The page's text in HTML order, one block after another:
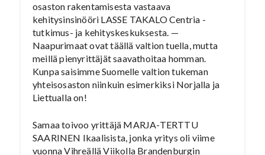
osaston rakentamisesta vastaava
kehitysinsinööri LASSE TAKALO Centria -
tutkimus- ja kehityskeskuksesta. —
Naapurimaat ovat täällä valtion tuella, mutta
meillä pienyrittäjät saavathoitaa homman.
Kunpa saisimme Suomelle valtion tukeman
yhteisosaston niinkuin esimerkiksi Norjalla ja
Liettualla on!
Samaa toivoo yrittäjä MARJA-TERTTU
SAARINEN Ikaalisista, jonka yritys oli viime
vuonna Vihreällä Viikolla Brandenburgin